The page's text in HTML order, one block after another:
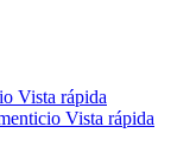
Vista rápida
Vista rápida